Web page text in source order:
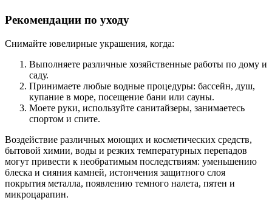
Рекомендации по уходу
Снимайте ювелирные украшения, когда:
Выполняете различные хозяйственные работы по дому и
саду.
Принимаете любые водные процедуры: бассейн, душ,
купание в море, посещение бани или сауны.
Моете руки, используйте санитайзеры, занимаетесь
спортом и спите.
Воздействие различных моющих и косметических средств,
бытовой химии, воды и резких температурных перепадов
могут привести к необратимым последствиям: уменьшению
блеска и сияния камней, истончения защитного слоя
покрытия металла, появлению темного налета, пятен и
микроцарапин.